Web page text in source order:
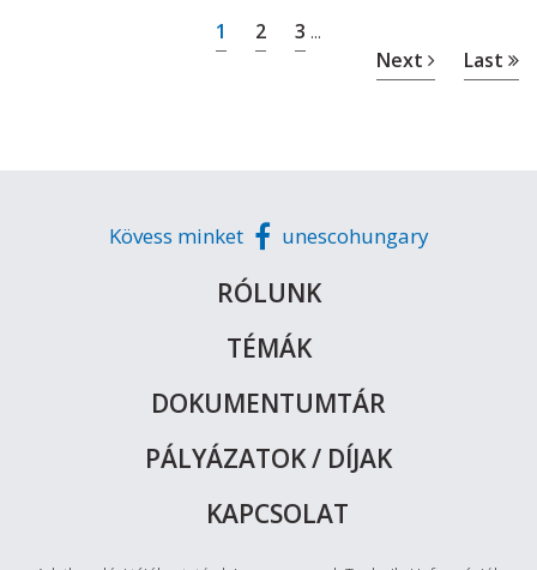
1 2 3 ...
Next Last
Kövess minket unescohungary
RÓLUNK
TÉMÁK
DOKUMENTUMTÁR
PÁLYÁZATOK / DÍJAK
KAPCSOLAT